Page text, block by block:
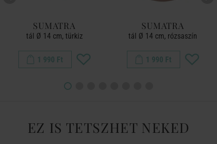
SUMATRA
tál Ø 14 cm, türkiz
1 990 Ft
SUMATRA
tál Ø 14 cm, rózsaszín
1 990 Ft
EZ IS TETSZHET NEKED